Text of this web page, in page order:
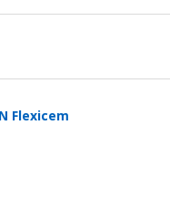
Flexicem